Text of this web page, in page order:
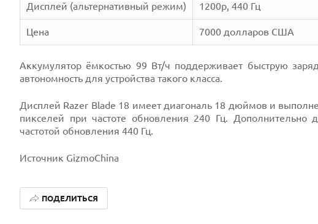
Дисплей (альтернативный режим) 1200p, 440 Гц
Цена 7000 долларов США
Аккумулятор ёмкостью 99 Вт/ч поддерживает быструю
автономность для устройства такого класса.
Дисплей Razer Blade 18 имеет диагональ 18 дюймов и
пикселей при частоте обновления 240 Гц.
частотой обновления 440 Гц.
Источник GizmoChina
ПОДЕЛИТЬСЯ